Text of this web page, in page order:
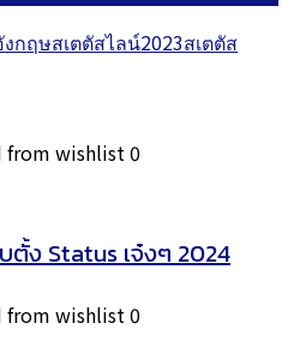
งกฤษสเตตัสไลน์2023สเตตัส
from wishlist0
ง Status เจ๋งๆ 2024
from wishlist0